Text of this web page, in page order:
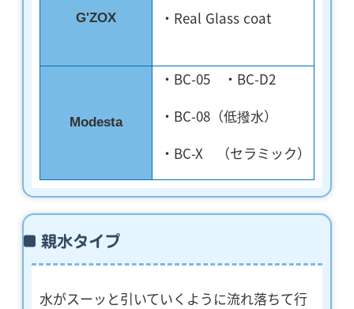
G'ZOX ・Real Glass coat
Modesta
・BC-05 ・BC-D2
・BC-08（低撥水）
・BC-X （セラミック）
親水タイプ
水がスーッと引いていくように流れ落ちて行